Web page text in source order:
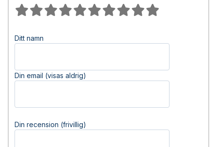
Ditt namn
Din email (visas aldrig)
Din recension (frivillig)